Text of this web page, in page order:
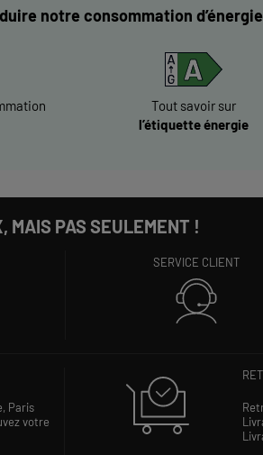
notre consommation d’énergie
Tout savoir sur
l’étiquette énergie
MAIS PAS SEULEMENT !
SERVICE CLIENT
Paris
votre